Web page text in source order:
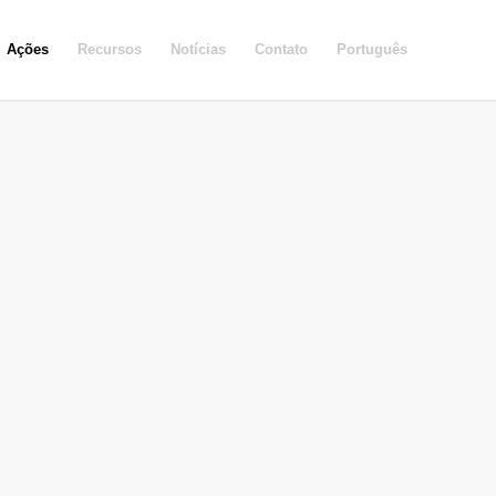
Ações Recursos Notícias Contato Português